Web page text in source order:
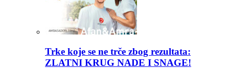
Trke koje se ne trče zbog rezultata:
ZLATNI KRUG NADE I SNAGE!